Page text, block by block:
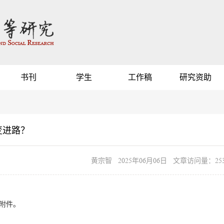
书刊 学生 工作稿 研究资助
路？
黄宗智 2025年06月06日 文章访问量：
件。